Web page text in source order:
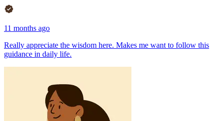
11 months ago
Really appreciate the wisdom here. Makes me want to follow this
guidance in daily life.